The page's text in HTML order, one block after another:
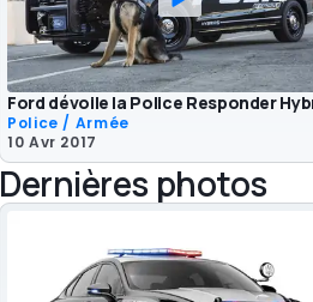
Ford dévoile la Police Responder
Police / Armée
10 Avr 2017
Dernières photos